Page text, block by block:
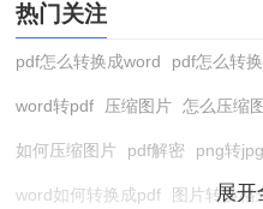
热门关注
pdf怎么转换成word pdf怎么转
word转pdf 压缩图片 怎么压缩
如何压缩图片 pdf解密 png转jpg
word如何转换成pdf 图片转换格
展